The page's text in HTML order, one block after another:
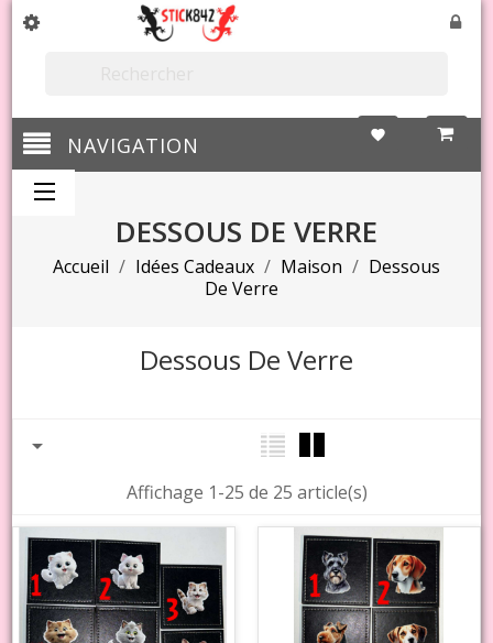
favorite
NAVIGATION
DESSOUS DE VERRE
Accueil Idées Cadeaux Maison
Dessous
De Verre
Dessous De Verre

Affichage 1-25 de 25 article(s)